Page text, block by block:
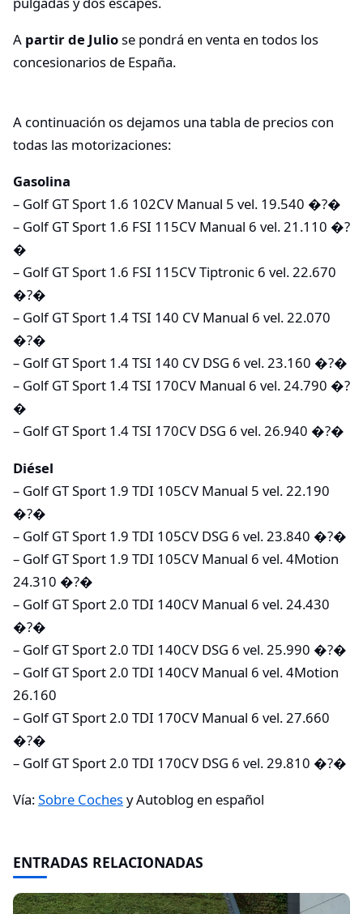
A partir de Juliose pondrá en venta en todos los
concesionarios de España.
A continuación os dejamos una tabla de precios con
todas las motorizaciones:
Gasolina
– Golf GT Sport 1.6 102CV Manual 5 vel. 19.540 �?�
– Golf GT Sport 1.6 FSI 115CV Manual 6 vel. 21.110 �?
�
– Golf GT Sport 1.6 FSI 115CV Tiptronic 6 vel. 22.670
�?�
– Golf GT Sport 1.4 TSI 140 CV Manual 6 vel. 22.070
�?�
– Golf GT Sport 1.4 TSI 140 CV DSG 6 vel. 23.160 �?�
– Golf GT Sport 1.4 TSI 170CV Manual 6 vel. 24.790 �?
�
– Golf GT Sport 1.4 TSI 170CV DSG 6 vel. 26.940 �?�
Diésel
– Golf GT Sport 1.9 TDI 105CV Manual 5 vel. 22.190
�?�
– Golf GT Sport 1.9 TDI 105CV DSG 6 vel. 23.840 �?�
– Golf GT Sport 1.9 TDI 105CV Manual 6 vel. 4Motion
24.310 �?�
– Golf GT Sport 2.0 TDI 140CV Manual 6 vel. 24.430
�?�
– Golf GT Sport 2.0 TDI 140CV DSG 6 vel. 25.990 �?�
– Golf GT Sport 2.0 TDI 140CV Manual 6 vel. 4Motion
26.160
– Golf GT Sport 2.0 TDI 170CV Manual 6 vel. 27.660
�?�
– Golf GT Sport 2.0 TDI 170CV DSG 6 vel. 29.810 �?�
Vía:Sobre Cochesy Autoblog en español
ENTRADAS RELACIONADAS